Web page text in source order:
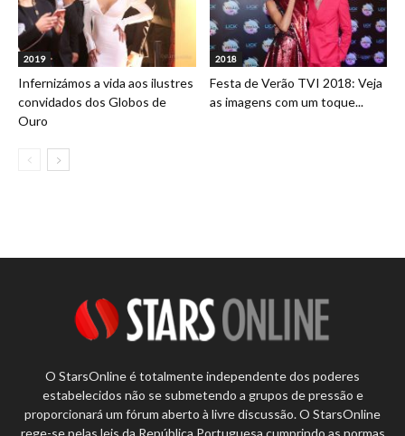
2019
Infernizámos a vida aos ilustres
convidados dos Globos de
Ouro
2018
Festa de Verão TVI 2018: Veja
as imagens com um toque...
O StarsOnline é totalmente independente dos poderes
estabelecidos não se submetendo a grupos de pressão e
proporcionará um fórum aberto à livre discussão. O StarsOnline